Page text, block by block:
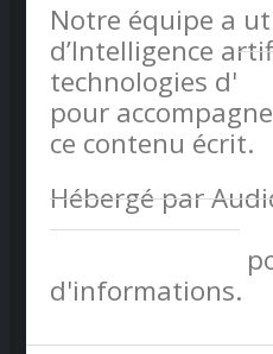
Notre équipe a
d’Intelligence
technologies d'
pour
ce contenu écrit.
Hébergé par
audiomeans.fr/
d'informations.